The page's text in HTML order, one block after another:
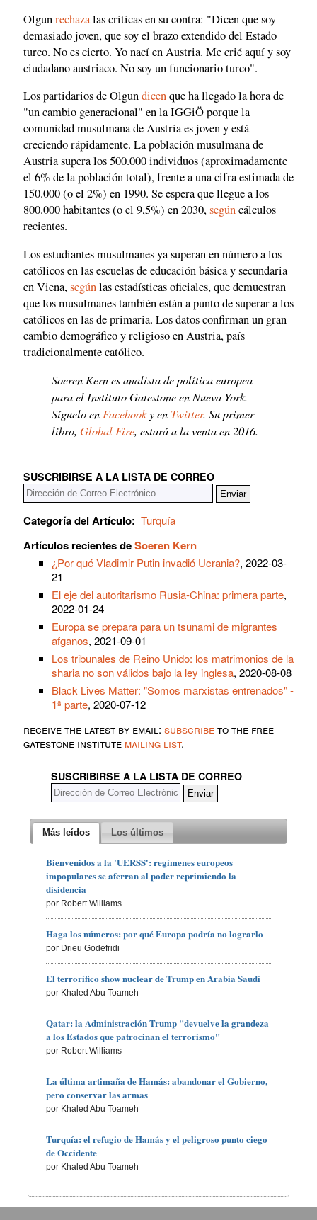
Olgunrechazalas críticas en su contra: "Dicen que soy
demasiado joven, que soy el brazo extendido del Estado
turco. No es cierto. Yo nací en Austria. Me crié aquí y soy
ciudadano austriaco. No soy un funcionario turco".
Los partidarios de Olgundicenque ha llegado la hora de
"un cambio generacional" en la IGGiÖ porque la
comunidad musulmana de Austria es joven y está
creciendo rápidamente. La población musulmana de
Austria supera los 500.000 individuos (aproximadamente
el 6% de la población total), frente a una cifra estimada de
150.000 (o el 2%) en 1990. Se espera que llegue a los
800.000 habitantes (o el 9,5%) en 2030,segúncálculos
recientes.
Los estudiantes musulmanes ya superan en número a los
católicos en las escuelas de educación básica y secundaria
en Viena,segúnlas estadísticas oficiales, que demuestran
que los musulmanes también están a punto de superar a los
católicos en las de primaria. Los datos confirman un gran
cambio demográfico y religioso en Austria, país
tradicionalmente católico.
Soeren Kern es analista de política europea
para el Instituto Gatestone en Nueva York.
Síguelo en Facebooky en Twitter. Su primer
libro, Global Fire, estará a la venta en 2016.
SUSCRIBIRSE A LA LISTA DE CORREO
Categoría del Artículo: Turquía
Artículos recientes deSoeren Kern
¿Por qué Vladimir Putin invadió Ucrania?, 2022-03-
21
El eje del autoritarismo Rusia-China: primera parte,
2022-01-24
Europa se prepara para un tsunami de migrantes
afganos, 2021-09-01
Los tribunales de Reino Unido: los matrimonios de la
sharia no son válidos bajo la ley inglesa, 2020-08-08
Black Lives Matter: "Somos marxistas entrenados" -
1ª parte, 2020-07-12
receive the latest by email: subscribeto the free
gatestone institute mailing list.
SUSCRIBIRSE A LA LISTA DE CORREO
Más leídos Los últimos
Bienvenidos a la 'UERSS': regímenes europeos
impopulares se aferran al poder reprimiendo la
disidencia
por Robert Williams
Haga los números: por qué Europa podría no lograrlo
por Drieu Godefridi
El terrorífico show nuclear de Trump en Arabia Saudí
por Khaled Abu Toameh
Qatar: la Administración Trump "devuelve la grandeza
a los Estados que patrocinan el terrorismo"
por Robert Williams
La última artimaña de Hamás: abandonar el Gobierno,
pero conservar las armas
por Khaled Abu Toameh
Turquía: el refugio de Hamás y el peligroso punto ciego
de Occidente
por Khaled Abu Toameh